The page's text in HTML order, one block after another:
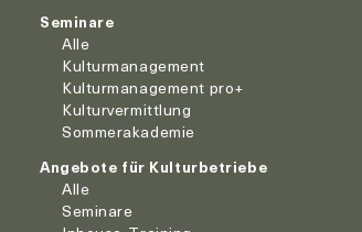
Seminare
Alle
Kulturmanagement
Kulturmanagement pro+
Kulturvermittlung
Sommerakademie
Angebote für Kulturbetriebe
Alle
Seminare